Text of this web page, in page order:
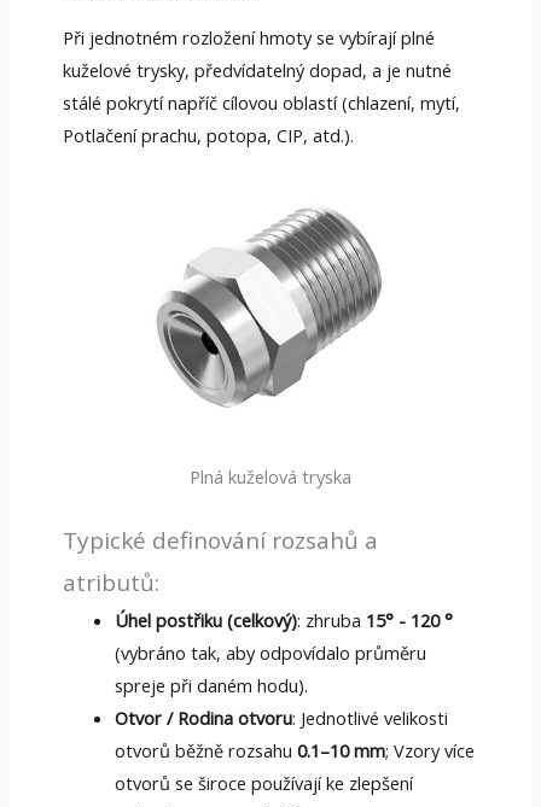
Při jednotném rozložení hmoty se vybírají plné
kuželové trysky, předvídatelný dopad, a je nutné
stálé pokrytí napříč cílovou oblastí (chlazení, mytí,
Potlačení prachu, potopa, CIP, atd.).
Plná kuželová tryska
Typické definování rozsahů a
atributů:
Úhel postřiku (celkový): zhruba 15° - 120 °
(vybráno tak, aby odpovídalo průměru
spreje při daném hodu).
Otvor / Rodina otvoru: Jednotlivé velikosti
otvorů běžně rozsahu0.1–10 mm; Vzory více
otvorů se široce používají ke zlepšení